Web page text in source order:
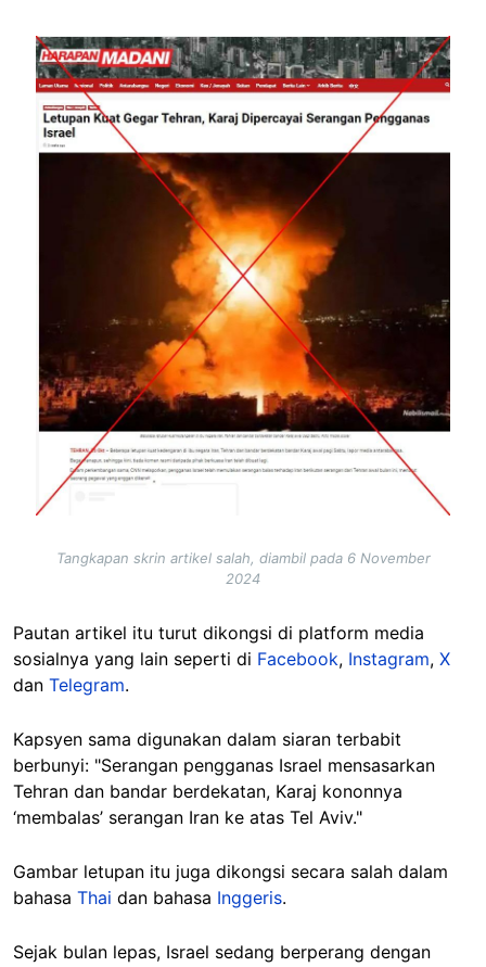
Image
Tangkapan skrin artikel salah, diambil pada 6 November
2024
Pautan artikel itu turut dikongsi di platform media
sosialnya yang lain seperti di Facebook, Instagram, X
dan Telegram.
Kapsyen sama digunakan dalam siaran terbabit
berbunyi: "Serangan pengganas Israel mensasarkan
Tehran dan bandar berdekatan, Karaj kononnya
‘membalas’ serangan Iran ke atas Tel Aviv."
Gambar letupan itu juga dikongsi secara salah dalam
bahasa Thai dan bahasa Inggeris.
Sejak bulan lepas, Israel sedang berperang dengan